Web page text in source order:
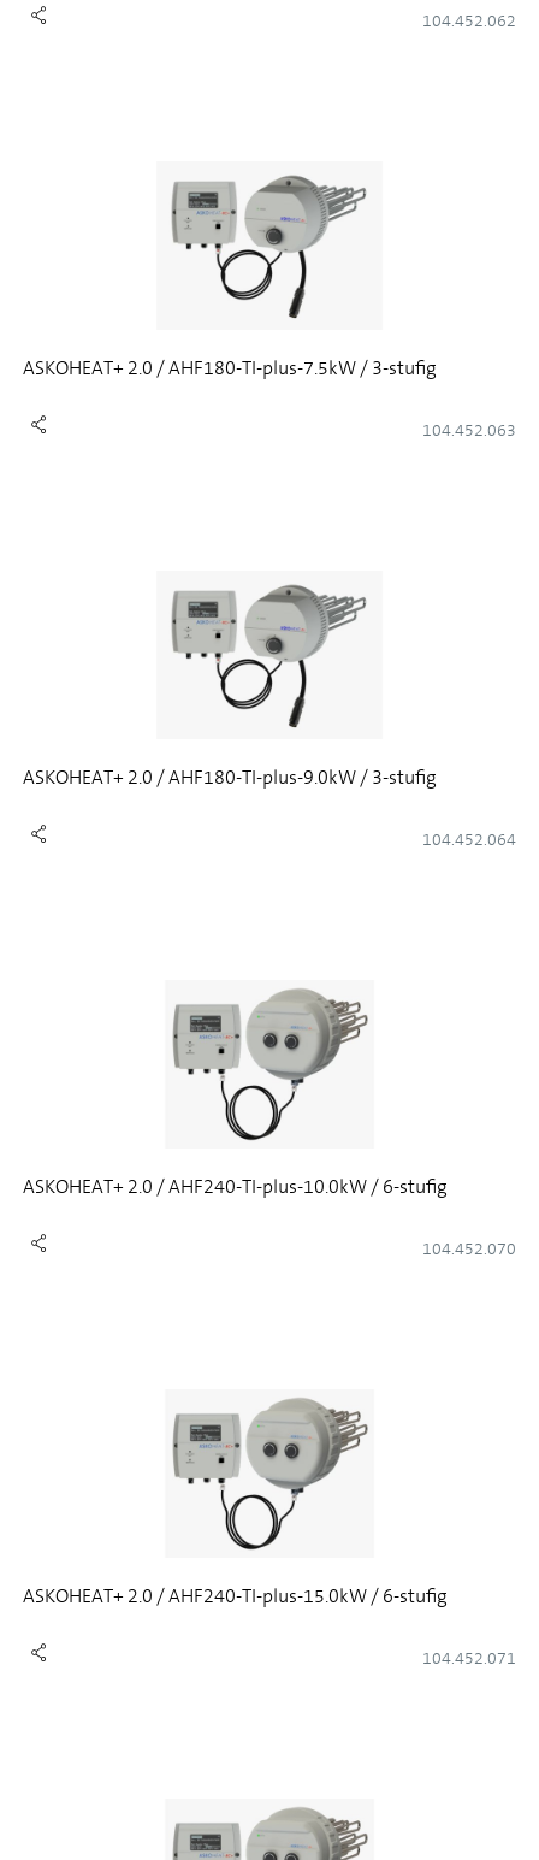
104.452.062
ASKOHEAT+ 2.0 / AHF180-TI-plus-7.5kW / 3-stufig
104.452.063
ASKOHEAT+ 2.0 / AHF180-TI-plus-9.0kW / 3-stufig
104.452.064
ASKOHEAT+ 2.0 / AHF240-TI-plus-10.0kW / 6-stufig
104.452.070
ASKOHEAT+ 2.0 / AHF240-TI-plus-15.0kW / 6-stufig
104.452.071